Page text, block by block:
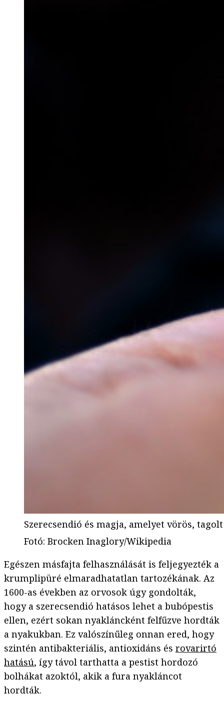
Szerecsendió és magja, amelyet vörös,
Fotó: Brocken Inaglory/Wikipedia
Egészen másfajta felhasználását is feljegyezték a
krumplipüré elmaradhatatlan tartozékának. Az
1600-as években az orvosok úgy gondolták,
hogy a szerecsendió hatásos lehet a bubópestis
ellen, ezért sokan nyakláncként felfűzve hordták
a nyakukban. Ez valószínűleg onnan ered, hogy
szintén antibakteriális, antioxidáns és rovarirtó
hatású, így távol tarthatta a pestist hordozó
bolhákat azoktól, akik a fura nyakláncot
hordták.